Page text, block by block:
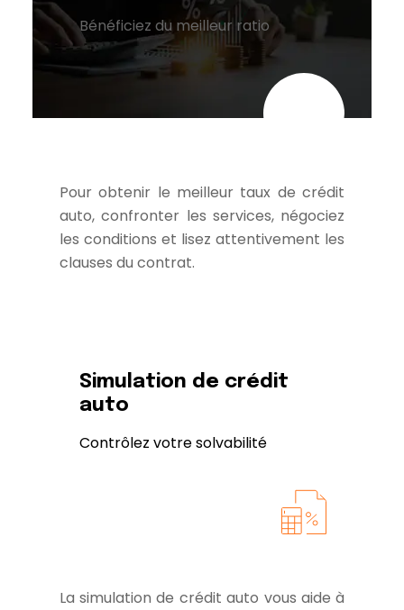
Bénéficiez du meilleur ratio
Pour obtenir le meilleur taux de crédit
auto, confronter les services, négociez
les conditions et lisez attentivement les
clauses du contrat.
Simulation de crédit
auto
Contrôlez votre solvabilité
La simulation de crédit auto vous aide à